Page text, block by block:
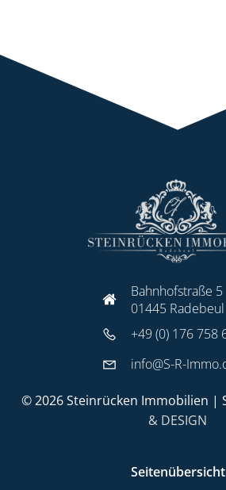
Bahnhofstraße 5
01445 Radebeul
+49 (0) 176 758
info@S-R-
© 2026 Steinrücken Immobilien |
& DESIGN
Seitenübersicht